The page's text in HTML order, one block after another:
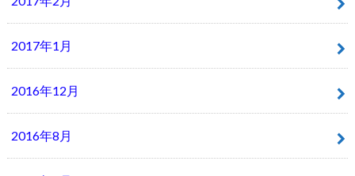
2017年1月
2016年12月
2016年8月